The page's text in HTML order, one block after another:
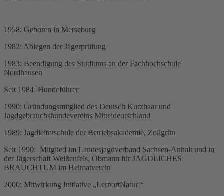
1958: Geboren in Merseburg
1982: Ablegen der Jägerprüfung
1983: Beendigung des Studiums an der Fachhochschule
Nordhausen
Seit 1984: Hundeführer
1990: Gründungsmitglied des Deutsch Kurzhaar und
Jagdgebrauchshundevereins Mitteldeutschland
1989: Jagdleiterschule der Betriebsakademie, Zollgrün
Seit 1990: Mitglied im Landesjagdverband Sachsen-Anhalt und in
der Jägerschaft Weißenfels, Obmann für JAGDLICHES
BRAUCHTUM im Heimatverein
2000: Mitwirkung Initiative „LernortNatur!“